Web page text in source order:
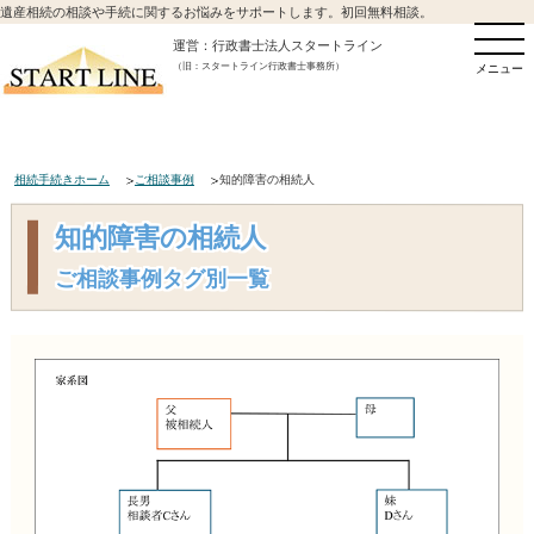
遺産相続の相談や手続に関するお悩みをサポートします。初回無料相談。
運営：行政書士法人スタートライン
（旧：スタートライン行政書士事務所） メニュー
相続手続きホーム ご相談事例 知的障害の相続人
知的障害の相続人
ご相談事例タグ別一覧